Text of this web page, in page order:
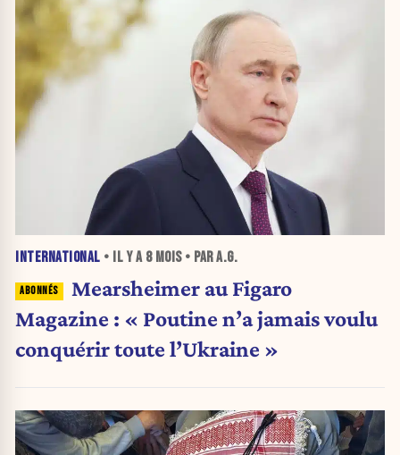
INTERNATIONAL • IL Y A 8 MOIS• PAR A.G.
Mearsheimer au Figaro
Magazine : « Poutine n’a jamais voulu
conquérir toute l’Ukraine »